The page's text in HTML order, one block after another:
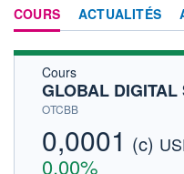
COURS ACTUALITÉS
Cours
GLOBAL DIGITAL
OTCBB
0,0001 (c)
0,00%